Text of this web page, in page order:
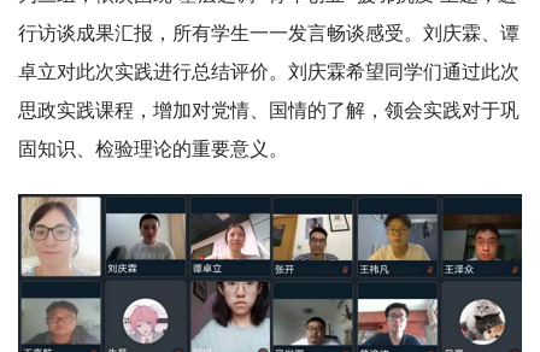
行访谈成果汇报，所有学生一一发言畅谈感受。刘庆霖、谭
卓立对此次实践进行总结评价。刘庆霖希望同学们通过此次
思政实践课程，增加对党情、国情的了解，领会实践对于巩
固知识、检验理论的重要意义。